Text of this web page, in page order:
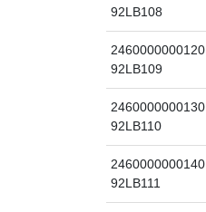
92LB108
2460000000120
92LB109
2460000000130
92LB110
2460000000140
92LB111